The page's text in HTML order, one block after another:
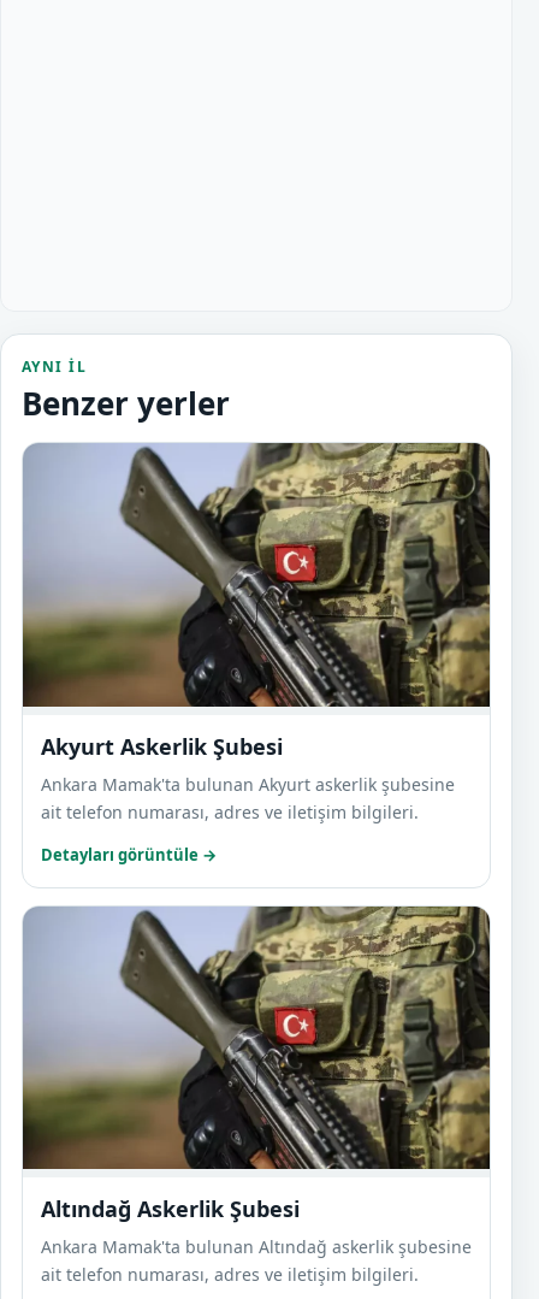
AYNI IL
Benzer yerler
Akyurt Askerlik Şubesi
Ankara Mamak'ta bulunan Akyurt askerlik şubesine
ait telefon numarası, adres ve iletişim bilgileri.
Detayları görüntüle →
Altındağ Askerlik Şubesi
Ankara Mamak'ta bulunan Altındağ askerlik şubesine
ait telefon numarası, adres ve iletişim bilgileri.